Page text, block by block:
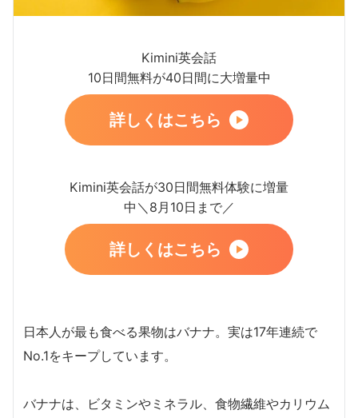
Kimini英会話
10日間無料が40日間に大増量中
詳しくはこちら
Kimini英会話が30日間無料体験に増量
中＼8月10日まで／
詳しくはこちら
日本人が最も食べる果物はバナナ。実は17年連続で
No.1をキープしています。
バナナは、ビタミンやミネラル、食物繊維やカリウム